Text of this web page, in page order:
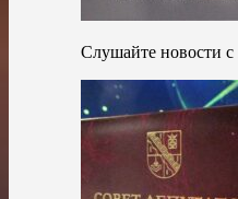
Слушайте новости